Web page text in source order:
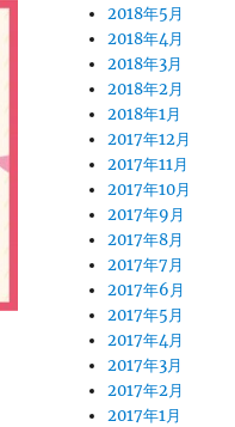
2018年5月
2018年4月
2018年3月
2018年2月
2018年1月
2017年12月
2017年11月
2017年10月
2017年9月
2017年8月
2017年7月
2017年6月
2017年5月
2017年4月
2017年3月
2017年2月
2017年1月